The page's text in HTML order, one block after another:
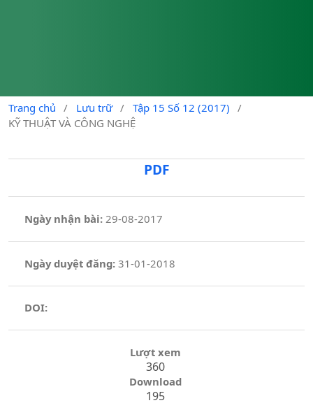
Trang chủ / Lưu trữ / Tập 15 Số 12 (2017)
/
KỸ THUẬT VÀ CÔNG NGHỆ
PDF
Ngày nhận bài: 29-08-2017
Ngày duyệt đăng:31-01-2018
DOI:
Lượt xem
360
Download
195